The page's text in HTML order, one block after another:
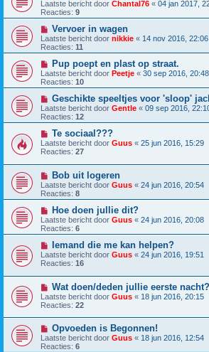
Laatste bericht door Chantal76 « 04 jan 2017,
Reacties: 9
Vervoer in wagen
Laatste bericht door nikkie « 14 nov 2016, 22:06
Reacties: 11
Pup poept en plast op straat.
Laatste bericht door Peetje « 30 sep 2016, 20:48
Reacties: 10
Geschikte speeltjes voor 'sloop'
Laatste bericht door Gentle « 09 sep 2016,
Reacties: 12
Te sociaal???
Laatste bericht door Guus « 25 jun 2016, 15:29
Reacties: 27
Bob uit logeren
Laatste bericht door Guus « 24 jun 2016, 20:54
Reacties: 8
Hoe doen jullie dit?
Laatste bericht door Guus « 24 jun 2016, 20:08
Reacties: 6
Iemand die me kan helpen?
Laatste bericht door Guus « 24 jun 2016, 19:51
Reacties: 16
Wat doen/deden jullie eerste nacht?
Laatste bericht door Guus « 18 jun 2016, 20:15
Reacties: 22
Opvoeden is Begonnen!
Laatste bericht door Guus « 18 jun 2016, 12:54
Reacties: 6